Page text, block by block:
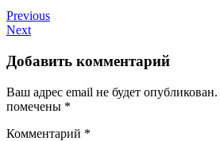
Previous
Next
Добавить комментарий
Ваш адрес email не будет опубликован.
помечены *
Комментарий *